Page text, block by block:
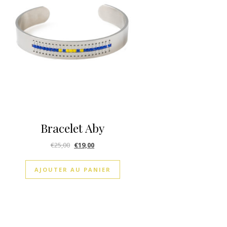
Bracelet Aby
€25,00 €19,00
AJOUTER AU PANIER